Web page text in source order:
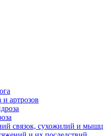
артрозов
связок, сухожилий и мышц